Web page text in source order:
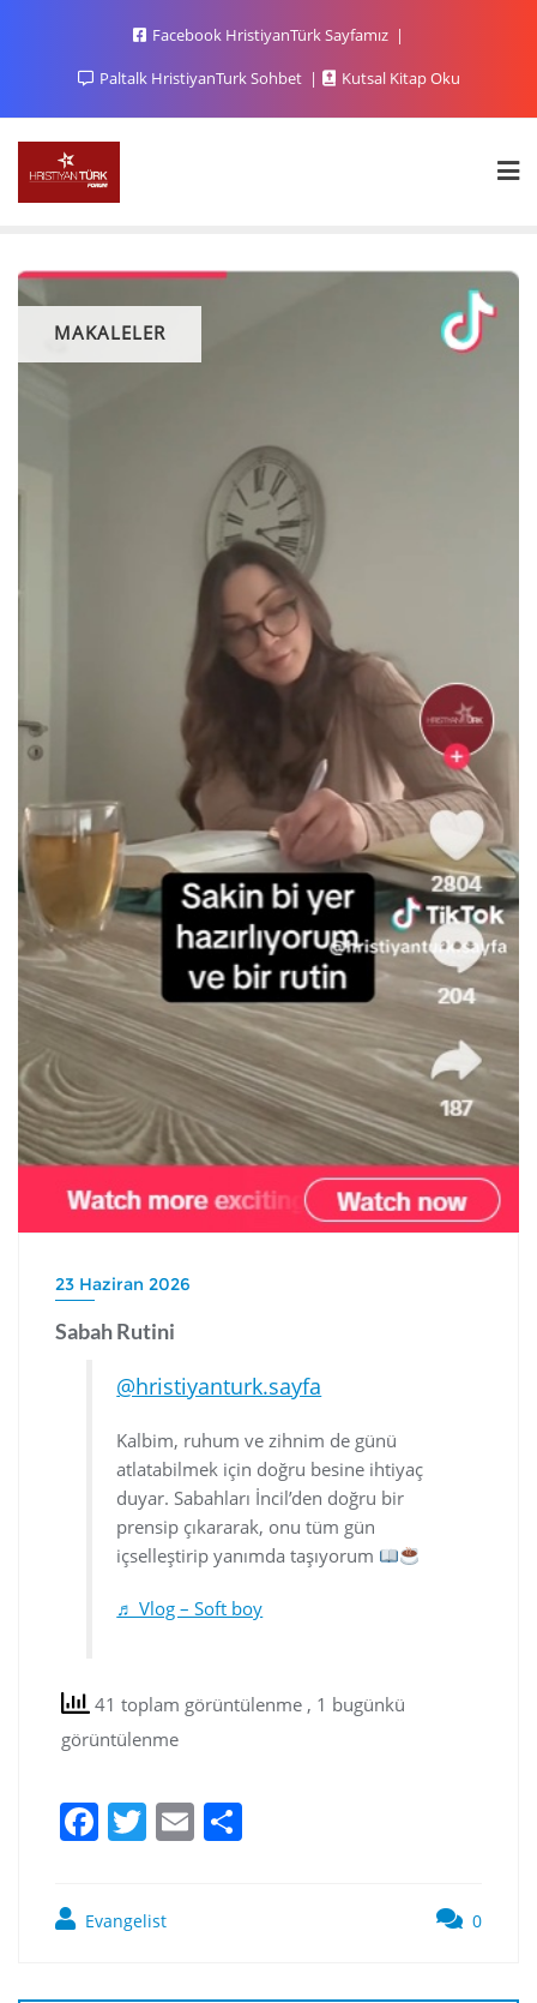
Facebook HristiyanTürk Sayfamız
Paltalk HristiyanTurk Sohbet
Kutsal Kitap Oku
MAKALELER
23 Haziran 2026
Sabah Rutini
@hristiyanturk.sayfa
Kalbim, ruhum ve zihnim de günü
atlatabilmek için doğru besine ihtiyaç
duyar. Sabahları İncil’den doğru bir
prensip çıkararak, onu tüm gün
içselleştirip yanımda taşıyorum
♬ Vlog – Soft boy
41 toplam görüntülenme , 1 bugünkü
görüntülenme
F
e
T
er
E
Evangelist 0